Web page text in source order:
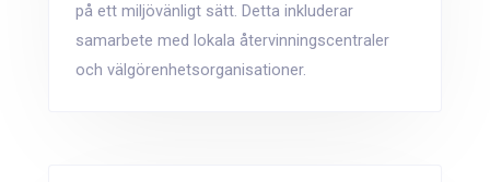
på ett miljövänligt sätt. Detta inkluderar
samarbete med lokala återvinningscentraler
och välgörenhetsorganisationer.